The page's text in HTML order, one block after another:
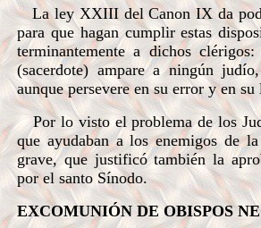
La ley XXIII del Canon IX da
para que hagan cumplir estas
terminantemente a dichos
(sacerdote) ampare a ningún
aunque persevere en su error y en
Por lo visto el problema de los
que ayudaban a los enemigos de
grave, que justificó también la
por el santo Sínodo.
EXCOMUNIÓN DE OBISPOS